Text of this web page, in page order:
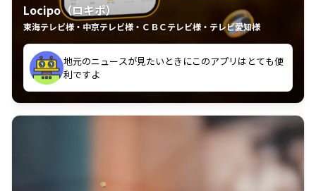
Locipo（ロキポ）
東海テレビ様・中京テレビ様・ＣＢＣテレビ様・テレビ愛知様
中京テレビのおもしろ番組が視聴可能地域外からも見
れるの嬉しいポイント
いつも利用させていただいております！